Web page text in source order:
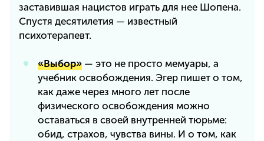
заставившая нацистов играть для нее Шопена.
Спустя десятилетия — известный
психотерапевт.
«Выбор» — это не просто мемуары, а
учебник освобождения. Эгер пишет о том,
как даже через много лет после
физического освобождения можно
оставаться в своей внутренней тюрьме:
обид, страхов, чувства вины. И о том, как